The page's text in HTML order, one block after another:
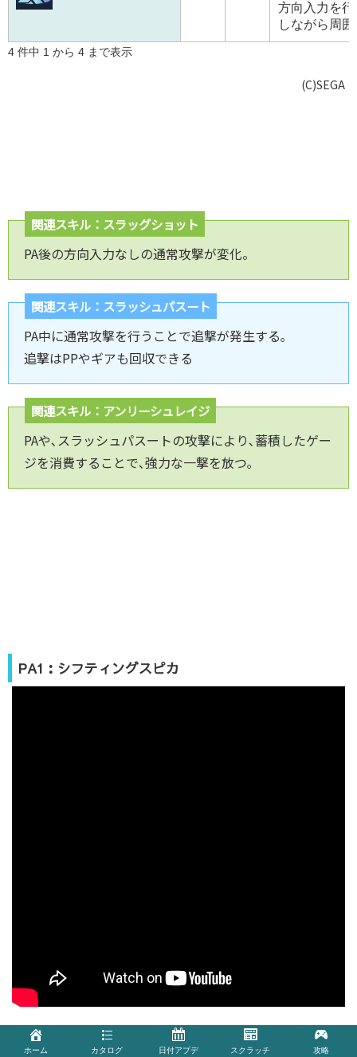
方向入力を
しながら周
4 件中 1 から 4 まで表示
(C)SEGA
関連スキル：スラッグショット
PA後の方向入力なしの通常攻撃が変化。
関連スキル：スラッシュパスート
PA中に通常攻撃を行うことで追撃が発生する｡
追撃はPPやギアも回収できる
関連スキル：アンリーシュレイジ
PAや､スラッシュパスートの攻撃により､蓄積したゲー
ジを消費することで､強力な一撃を放つ｡
PA1：シフティングスピカ
ホーム カタログ 日付アプデ スクラッチ 攻略